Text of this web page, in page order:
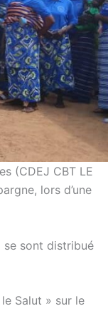
(CDEJ CBT LE
lors d’une
se sont distribué
Salut » sur le